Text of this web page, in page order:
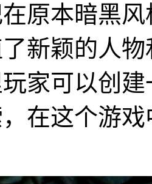
原本暗黑
新颖的人
家可以创
在这个游